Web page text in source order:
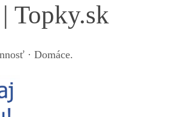
Topky.sk
· Domáce.